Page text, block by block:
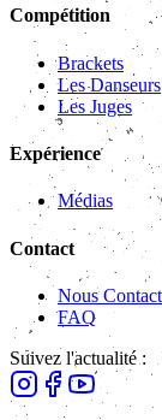
Compétition
Brackets
Les Danseurs
Les Juges
Expérience
Médias
Contact
Nous
FAQ
Suivez l'actualité :